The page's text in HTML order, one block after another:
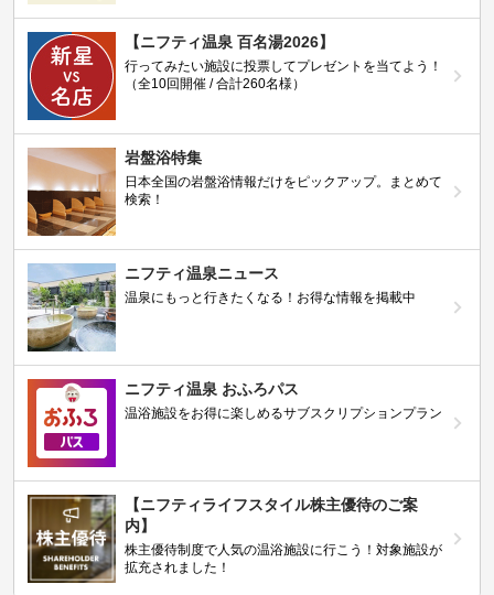
【ニフティ温泉 百名湯2026】
行ってみたい施設に投票してプレゼントを当てよう！
（全10回開催 / 合計260名様）
岩盤浴特集
日本全国の岩盤浴情報だけをピックアップ。まとめて
検索！
ニフティ温泉ニュース
温泉にもっと行きたくなる！お得な情報を掲載中
ニフティ温泉 おふろパス
温浴施設をお得に楽しめるサブスクリプションプラン
【ニフティライフスタイル株主優待のご案
内】
株主優待制度で人気の温浴施設に行こう！対象施設が
拡充されました！